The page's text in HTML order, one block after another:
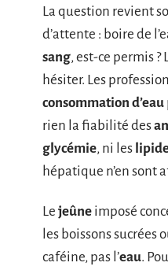
La question revient
d’attente : boire de
sang, est-ce permis ?
hésiter. Les
consommation d’eau
rien la fiabilité des
glycémie, ni les
hépatique n’en sont
Le jeûne imposé
les boissons sucrées
caféine, pas l’eau.